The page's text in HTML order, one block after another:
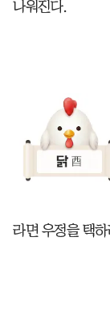
나워진다.
라면 우정을 택